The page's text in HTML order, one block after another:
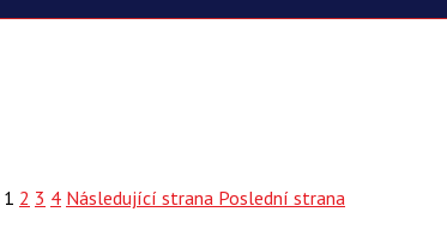
1 2 3 4 Následující strana Poslední strana